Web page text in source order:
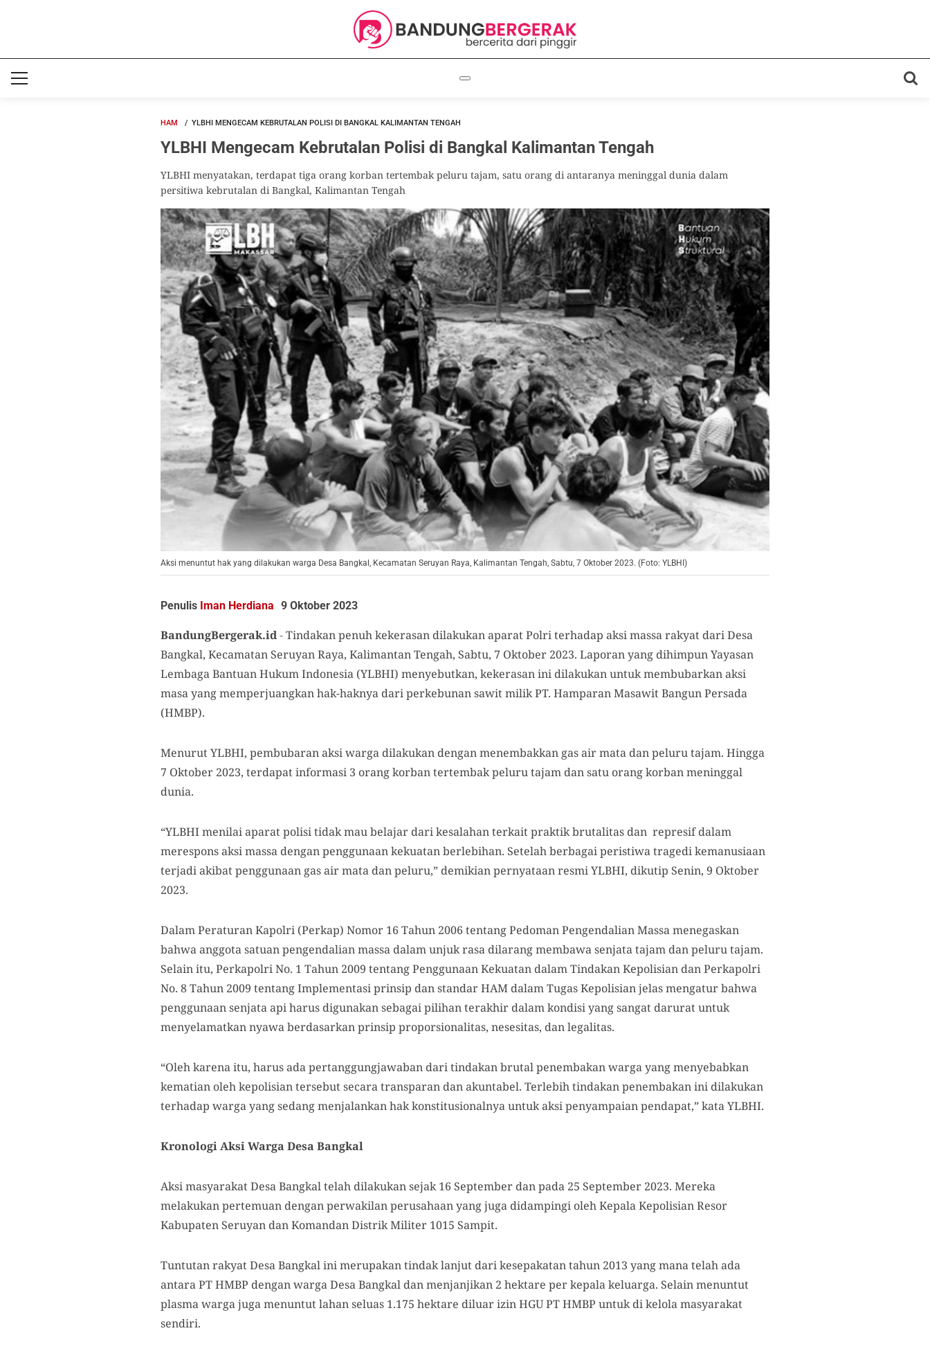
HAM YLBHI MENGECAM KEBRUTALAN POLISI DI BANGKAL KALIMANTAN TENGAH
YLBHI Mengecam Kebrutalan Polisi di Bangkal Kalimantan Tengah
YLBHI menyatakan, terdapat tiga orang korban tertembak peluru tajam, satu orang di antaranya meninggal dunia dalam
persitiwa kebrutalan di Bangkal, Kalimantan Tengah
Aksi menuntut hak yang dilakukan warga Desa Bangkal, Kecamatan Seruyan Raya, Kalimantan Tengah, Sabtu, 7 Oktober 2023. (Foto: YLBHI)
Penulis Iman Herdiana 9 Oktober 2023
BandungBergerak.id-Tindakan penuh kekerasan dilakukan aparat Polri terhadap aksi massa rakyat dari Desa
Bangkal, Kecamatan Seruyan Raya, Kalimantan Tengah, Sabtu, 7 Oktober 2023. Laporan yang dihimpun Yayasan
Lembaga Bantuan Hukum Indonesia (YLBHI) menyebutkan, kekerasan ini dilakukan untuk membubarkan aksi
masa yang memperjuangkan hak-haknya dari perkebunan sawit milik PT. Hamparan Masawit Bangun Persada
(HMBP).
Menurut YLBHI, pembubaran aksi warga dilakukan dengan menembakkan gas air mata dan peluru tajam. Hingga
7 Oktober 2023, terdapat informasi 3 orang korban tertembak peluru tajam dan satu orang korban meninggal
dunia.
“YLBHI menilai aparat polisi tidak mau belajar dari kesalahan terkait praktik brutalitas dan represif dalam
merespons aksi massa dengan penggunaan kekuatan berlebihan. Setelah berbagai peristiwa tragedi kemanusiaan
terjadi akibat penggunaan gas air mata dan peluru,” demikian pernyataan resmi YLBHI, dikutip Senin, 9 Oktober
2023.
Dalam Peraturan Kapolri (Perkap) Nomor 16 Tahun 2006 tentang Pedoman Pengendalian Massa menegaskan
bahwa anggota satuan pengendalian massa dalam unjuk rasa dilarang membawa senjata tajam dan peluru tajam.
Selain itu, Perkapolri No. 1 Tahun 2009 tentang Penggunaan Kekuatan dalam Tindakan Kepolisian dan Perkapolri
No. 8 Tahun 2009 tentang Implementasi prinsip dan standar HAM dalam Tugas Kepolisian jelas mengatur bahwa
penggunaan senjata api harus digunakan sebagai pilihan terakhir dalam kondisi yang sangat darurat untuk
menyelamatkan nyawa berdasarkan prinsip proporsionalitas, nesesitas, dan legalitas.
“Oleh karena itu, harus ada pertanggungjawaban dari tindakan brutal penembakan warga yang menyebabkan
kematian oleh kepolisian tersebut secara transparan dan akuntabel. Terlebih tindakan penembakan ini dilakukan
terhadap warga yang sedang menjalankan hak konstitusionalnya untuk aksi penyampaian pendapat,” kata YLBHI.
Kronologi Aksi Warga Desa Bangkal
Aksi masyarakat Desa Bangkal telah dilakukan sejak 16 September dan pada 25 September 2023. Mereka
melakukan pertemuan dengan perwakilan perusahaan yang juga didampingi oleh Kepala Kepolisian Resor
Kabupaten Seruyan dan Komandan Distrik Militer 1015 Sampit.
Tuntutan rakyat Desa Bangkal ini merupakan tindak lanjut dari kesepakatan tahun 2013 yang mana telah ada
antara PT HMBP dengan warga Desa Bangkal dan menjanjikan 2 hektare per kepala keluarga. Selain menuntut
plasma warga juga menuntut lahan seluas 1.175 hektare diluar izin HGU PT HMBP untuk di kelola masyarakat
sendiri.